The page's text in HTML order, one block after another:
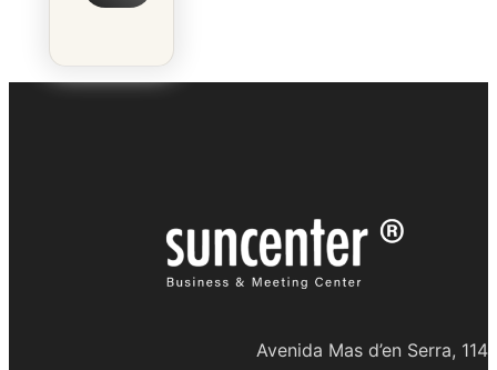
Avenida Mas d’en Serra, 114